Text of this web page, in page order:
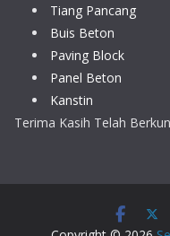
Tiang Pancang
Buis Beton
Paving Block
Panel Beton
Kanstin
Terima Kasih Telah